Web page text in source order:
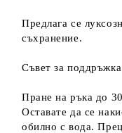
Предлага се
съхранение.
Съвет за
Пране на ръка до
Оставате да се
обилно с вода.